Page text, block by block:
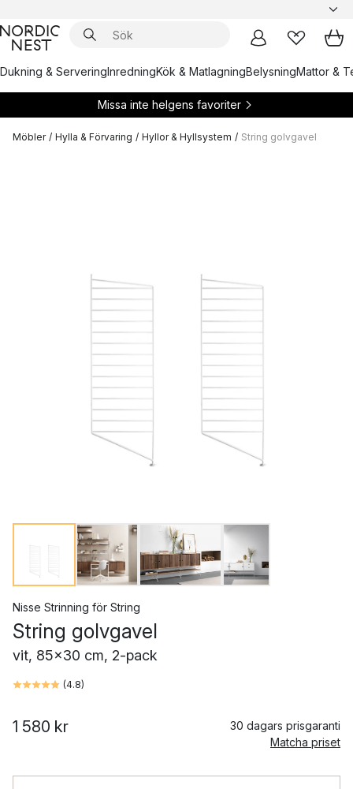
Dukning & ServeringInredningKök & MatlagningBelysningMattor &
Missa inte helgens favoriter
Möbler / Hylla & Förvaring / Hyllor & Hyllsystem / String golvgavel
Nisse Strinning för String
String golvgavel
vit, 85x30 cm, 2-pack
(4.8)
1 580 kr
30 dagars prisgaranti
Matcha priset